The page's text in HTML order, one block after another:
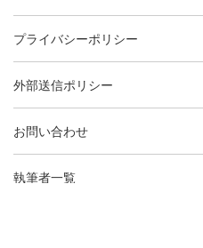
プライバシーポリシー
外部送信ポリシー
お問い合わせ
執筆者一覧